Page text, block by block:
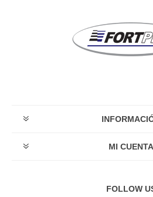
MI CUENTA
FOLLOW